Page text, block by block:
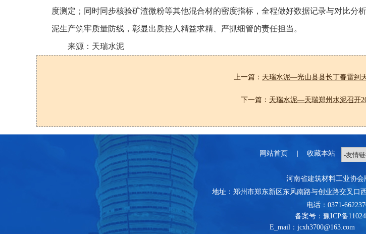
度测定；同时同步核验矿渣微粉等其他混合材的密度指标，全程做好数据记录与对比
泥生产筑牢质量防线，彰显出质控人精益求精、严抓细管的责任担当。
来源：天瑞水泥
上一篇： 天瑞水泥—光山县县长丁春雷到
下一篇： 天瑞水泥—天瑞郑州水泥召开